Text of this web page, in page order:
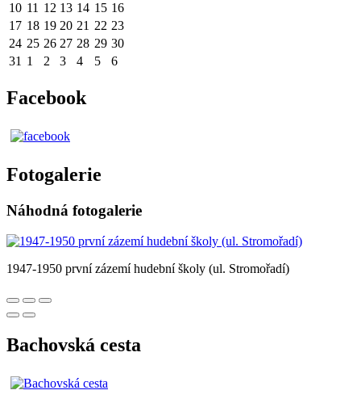
10 11 12 13 14 15 16
17 18 19 20 21 22 23
24 25 26 27 28 29 30
31 1 2 3 4 5 6
Facebook
Fotogalerie
Náhodná fotogalerie
1947-1950 první zázemí hudební školy (ul. Stromořadí)
Bachovská cesta